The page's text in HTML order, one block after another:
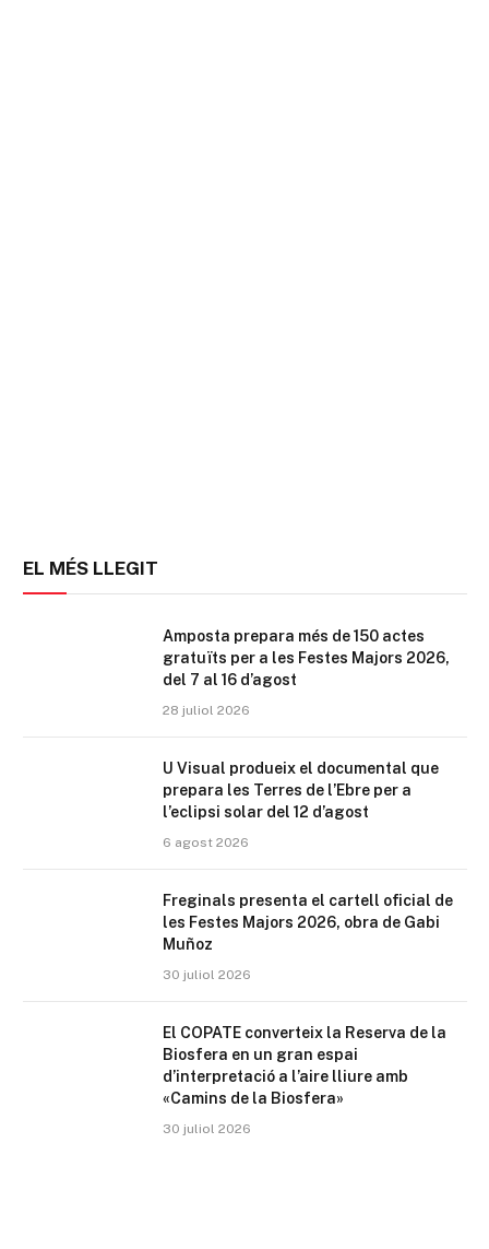
EL MÉS LLEGIT
Amposta prepara més de 150 actes
gratuïts per a les Festes Majors 2026,
del 7 al 16 d’agost
28 juliol 2026
U Visual produeix el documental que
prepara les Terres de l’Ebre per a
l’eclipsi solar del 12 d’agost
6 agost 2026
Freginals presenta el cartell oficial de
les Festes Majors 2026, obra de Gabi
Muñoz
30 juliol 2026
El COPATE converteix la Reserva de la
Biosfera en un gran espai
d’interpretació a l’aire lliure amb
«Camins de la Biosfera»
30 juliol 2026